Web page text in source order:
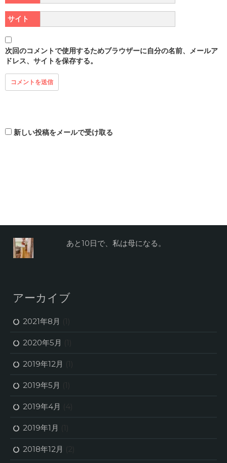
サイト
次回のコメントで使用するためブラウザーに自分の名前、メールア
ドレス、サイトを保存する。
新しい投稿をメールで受け取る
あと10日で、私は母になる。
アーカイブ
2021年8月 (1)
2020年5月 (1)
2019年12月 (1)
2019年5月 (1)
2019年4月 (4)
2019年1月 (1)
2018年12月 (2)